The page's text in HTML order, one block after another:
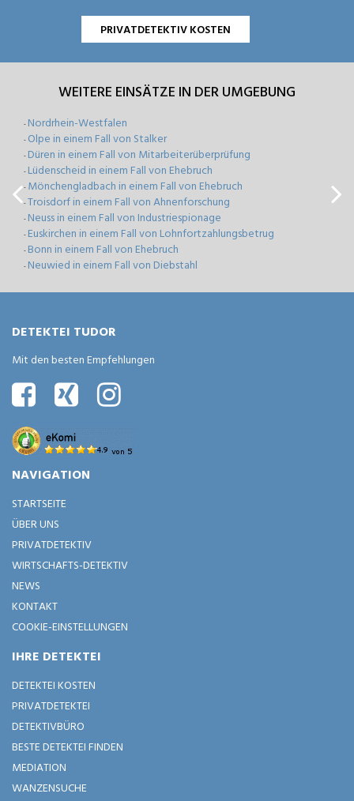
PRIVATDETEKTIV KOSTEN
WEITERE EINSÄTZE IN DER UMGEBUNG
- Nordrhein-Westfalen
- Olpe in einem Fall von Stalker
- Düren in einem Fall von Mitarbeiterüberprüfung
- Lüdenscheid in einem Fall von Ehebruch
- Mönchengladbach in einem Fall von Ehebruch
-Troisdorf in einem Fall von Ahnenforschung
- Neuss in einem Fall von Industriespionage
- Euskirchen in einem Fall von Lohnfortzahlungsbetrug
- Bonn in einem Fall von Ehebruch
- Neuwied in einem Fall von Diebstahl
DETEKTEI TUDOR
Mit den besten Empfehlungen
NAVIGATION
STARTSEITE
ÜBER UNS
PRIVATDETEKTIV
WIRTSCHAFTS-DETEKTIV
NEWS
KONTAKT
COOKIE-EINSTELLUNGEN
IHRE DETEKTEI
DETEKTEI KOSTEN
PRIVATDETEKTEI
DETEKTIVBÜRO
BESTE DETEKTEI FINDEN
MEDIATION
WANZENSUCHE